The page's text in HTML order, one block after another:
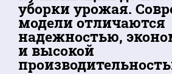
уборки урожая.
модели отличаются
надежностью,
и высокой